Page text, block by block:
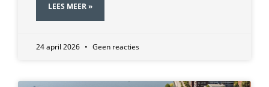
LEES MEER »
24 april 2026 Geen reacties